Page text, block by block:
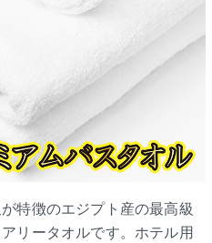
特徴のエジプト産の最高級
リータオルです。ホテル用